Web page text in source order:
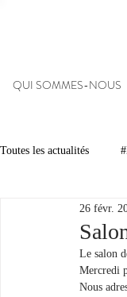
QUI SOMMES-NOUS
Toutes les actualités
Chambre d’Amour
Dégustations
26 févr.
Le salon
Mercredi
Nous